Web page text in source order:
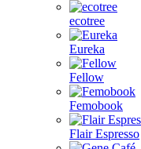
ecotree
Eureka
Fellow
Femobook
Flair Espresso